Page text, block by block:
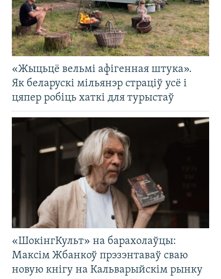
«Жыцьцё вельмі афігенная штука».
Як беларускі мільянэр страціў усё і
цяпер робіць хаткі для турыстаў
«ШокінгКульт» на барахолаўцы:
Максім Жбанкоў прэзэнтаваў сваю
новую кнігу на Кальварыйскім рынку